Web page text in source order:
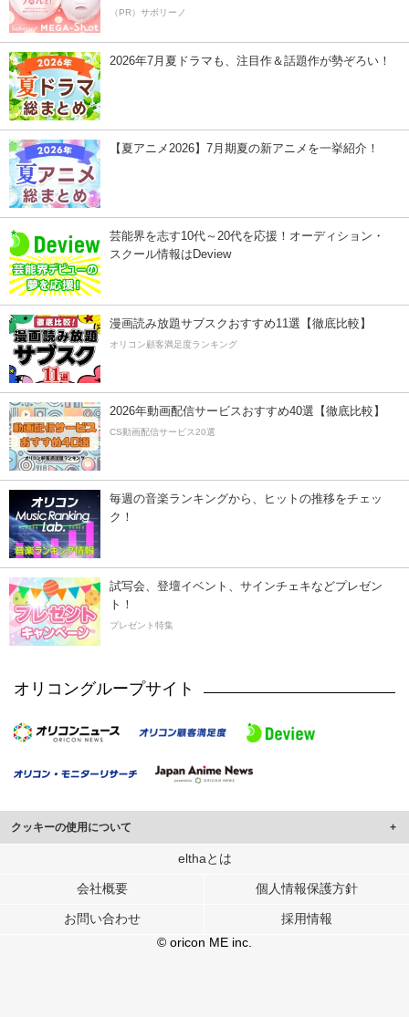
（PR）サボリーノ
2026年7月夏ドラマも、注目作＆話題作が勢ぞろい！
【夏アニメ2026】7月期夏の新アニメを一挙紹介！
芸能界を志す10代～20代を応援！オーディション・
スクール情報はDeview
漫画読み放題サブスクおすすめ11選【徹底比較】
オリコン顧客満足度ランキング
2026年動画配信サービスおすすめ40選【徹底比較】
CS動画配信サービス20選
毎週の音楽ランキングから、ヒットの推移をチェッ
ク！
試写会、登壇イベント、サインチェキなどプレゼン
ト！
プレゼント特集
オリコングループサイト
クッキーの使用について
このサイトでは Cookie を使用して、ユーザーに合わせたコンテンツや広告の
行っています。
メディアや広告配信、データ解析の各パートナーに提供しています。
各パートナーは、この情報とユーザーが各パートナーに提供した他の情報や、
ユーザーが各パートナーのサービスを使用したときに収集した他の情報を組み
elthaとは
会社概要 個人情報保護方針
お問い合わせ
採用情報
© oricon ME inc.